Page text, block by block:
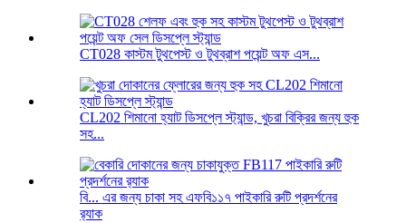
CT028 কাস্টম টুথপেস্ট ও টুথব্রাশ পয়েন্ট অফ এস...
CL202 শিমানো হ্যাট ডিসপ্লে স্ট্যান্ড, খুচরা বিক্রির জন্য হুক
সহ...
বি... এর জন্য চাকা সহ এফবি১১৭ পাইকারি রুটি প্রদর্শনের
র‍্যাক